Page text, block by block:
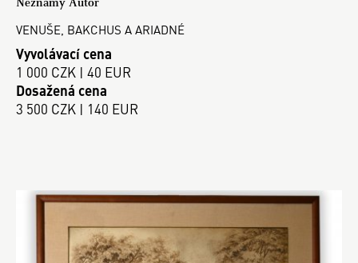
VENUŠE, BAKCHUS A ARIADNÉ
Vyvolávací cena
1 000 CZK | 40 EUR
Dosažená cena
3 500 CZK | 140 EUR